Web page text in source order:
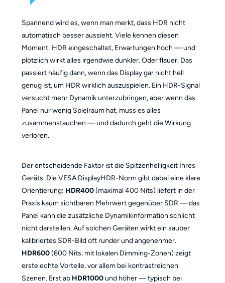
Spannend wird es, wenn man merkt, dass HDR nicht
automatisch besser aussieht. Viele kennen diesen
Moment: HDR eingeschaltet, Erwartungen hoch — und
plötzlich wirkt alles irgendwie dunkler. Oder flauer. Das
passiert häufig dann, wenn das Display gar nicht hell
genug ist, um HDR wirklich auszuspielen. Ein HDR-Signal
versucht mehr Dynamik unterzubringen, aber wenn das
Panel nur wenig Spielraum hat, muss es alles
zusammenstauchen — und dadurch geht die Wirkung
verloren.
Der entscheidende Faktor ist die Spitzenhelligkeit Ihres
Geräts. Die VESA DisplayHDR-Norm gibt dabei eine klare
Orientierung: HDR400(maximal 400 Nits) liefert in der
Praxis kaum sichtbaren Mehrwert gegenüber SDR — das
Panel kann die zusätzliche Dynamikinformation schlicht
nicht darstellen. Auf solchen Geräten wirkt ein sauber
kalibriertes SDR-Bild oft runder und angenehmer.
HDR600(600 Nits, mit lokalen Dimming-Zonen) zeigt
erste echte Vorteile, vor allem bei kontrastreichen
Szenen. Erst ab HDR1000und höher — typisch bei